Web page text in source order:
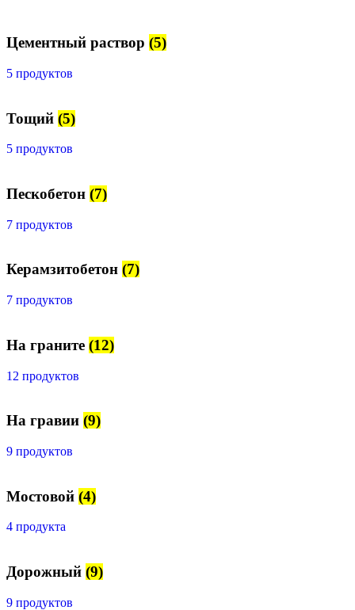
Цементный раствор (5)
5 продуктов
Тощий (5)
5 продуктов
Пескобетон (7)
7 продуктов
Керамзитобетон (7)
7 продуктов
На граните (12)
12 продуктов
На гравии (9)
9 продуктов
Мостовой (4)
4 продукта
Дорожный (9)
9 продуктов